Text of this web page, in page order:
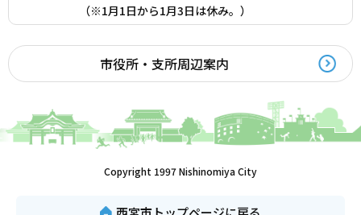
（※1月1日から1月3日は休み。）
市役所・支所周辺案内
Copyright 1997 Nishinomiya City